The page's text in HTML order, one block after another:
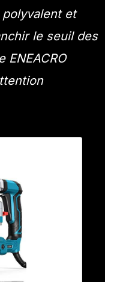
et
le seuil des
ENEACRO